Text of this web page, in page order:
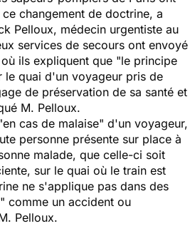
changement de doctrine, a
Pelloux, médecin urgentiste au
services de secours ont envoyé
ils expliquent que "le principe
le quai d'un voyageur pris de
de préservation de sa santé et
M. Pelloux.
cas de malaise" d'un voyageur,
personne présente sur place à
malade, que celle-ci soit
sur le quai où le train est
ne s'applique pas dans des
comme un accident ou
Pelloux.